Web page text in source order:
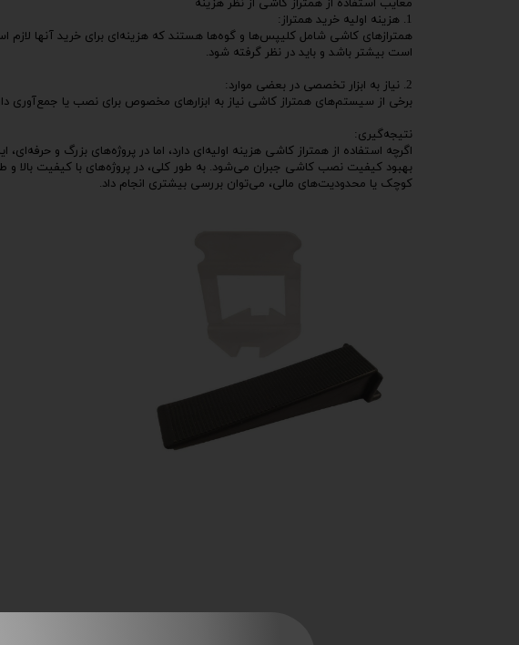
معایب استفاده از همتراز کاشی از نظر هزینه
1. هزینه اولیه خرید همتراز:
همترازهای کاشی شامل کلیپس‌ها و گوه‌ها هستند که هزینه‌ای برای خرید آنها
است بیشتر باشد و باید در نظر گرفته شود.
2. نیاز به ابزار تخصصی در بعضی موارد:
برخی از سیستم‌های همتراز کاشی نیاز به ابزارهای مخصوص برای نصب یا جمع‌آوری
نتیجه‌گیری:
اگرچه استفاده از همتراز کاشی هزینه اولیه‌ای دارد، اما در پروژه‌های بزرگ و
بهبود کیفیت نصب کاشی جبران می‌شود. به طور کلی، در پروژه‌های با کیفیت بالا و
کوچک یا محدودیت‌های مالی، می‌توان بررسی بیشتری انجام داد.